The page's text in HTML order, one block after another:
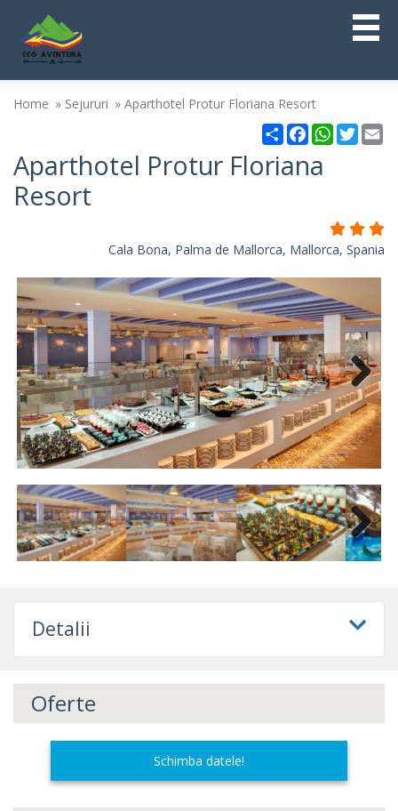
Home Sejururi Aparthotel Protur Floriana Resort
Partajare
Facebook
Aparthotel Protur Floriana
Resort
Cala Bona, Palma de Mallorca, Mallorca, Spania
Next
Next
Detalii
Oferte
Schimba datele!